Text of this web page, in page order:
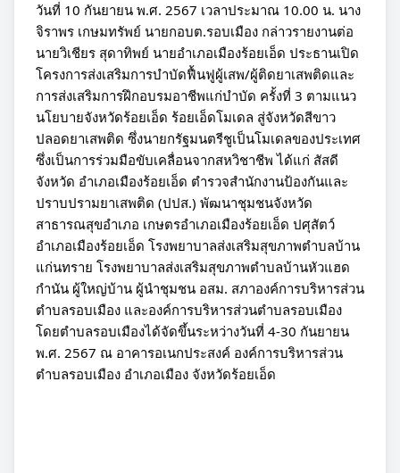
วันที่ 10 กันยายน พ.ศ. 2567 เวลาประมาณ 10.00 น. นาง
จิราพร เกษมทรัพย์ นายกอบต.รอบเมือง กล่าวรายงานต่อ
นายวิเชียร สุดาทิพย์ นายอำเภอเมืองร้อยเอ็ด ประธานเปิด
โครงการส่งเสริมการบำบัดฟื้นฟูผู้เสพ/ผู้ติดยาเสพติดและ
การส่งเสริมการฝึกอบรมอาชีพแก่บำบัด ครั้งที่ 3 ตามแนว
นโยบายจังหวัดร้อยเอ็ด ร้อยเอ็ดโมเดล สู่จังหวัดสีขาว
ปลอดยาเสพติด ซึ่งนายกรัฐมนตรีชูเป็นโมเดลของประเทศ
ซึ่งเป็นการร่วมมือขับเคลื่อนจากสหวิชาชีพ ได้แก่ สัสดี
จังหวัด อำเภอเมืองร้อยเอ็ด ตำรวจสำนักงานป้องกันและ
ปราบปรามยาเสพติด (ปปส.) พัฒนาชุมชนจังหวัด
สาธารณสุขอำเภอ เกษตรอำเภอเมืองร้อยเอ็ด ปศุสัตว์
อำเภอเมืองร้อยเอ็ด โรงพยาบาลส่งเสริมสุขภาพตำบลบ้าน
แก่นทราย โรงพยาบาลส่งเสริมสุขภาพตำบลบ้านหัวแฮด
กำนัน ผู้ใหญ่บ้าน ผู้นำชุมชน อสม. สภาองค์การบริหารส่วน
ตำบลรอบเมือง และองค์การบริหารส่วนตำบลรอบเมือง
โดยตำบลรอบเมืองได้จัดขึ้นระหว่างวันที่ 4-30 กันยายน
พ.ศ. 2567 ณ อาคารอเนกประสงค์ องค์การบริหารส่วน
ตำบลรอบเมือง อำเภอเมือง จังหวัดร้อยเอ็ด